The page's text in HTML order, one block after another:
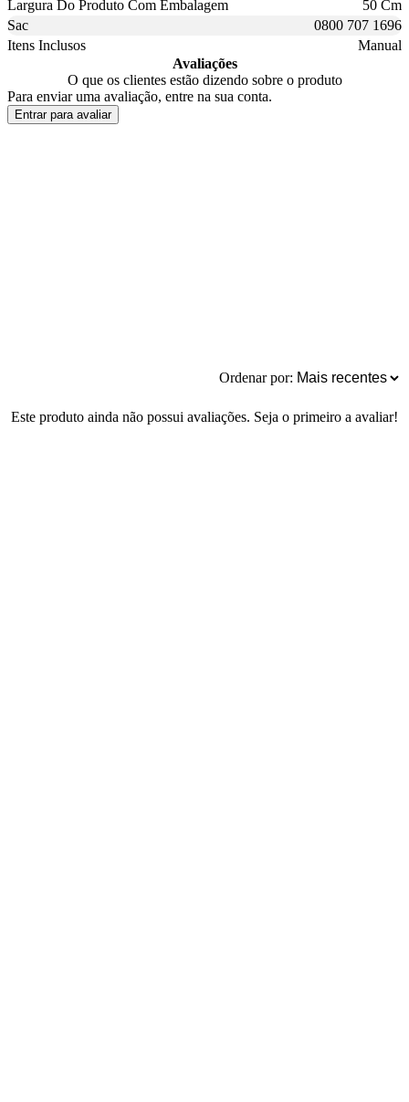
Largura Do Produto Com Embalagem
50 Cm
Sac
0800 707 1696
Itens Inclusos
Manual
Avaliações
O que os clientes estão dizendo sobre o produto
Para enviar uma avaliação, entre na sua conta.
Entrar para avaliar
Ordenar por:
Este produto ainda não possui avaliações. Seja o primeiro a avaliar!